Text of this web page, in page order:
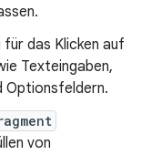
das Klicken auf
Texteingaben,
Optionsfeldern.
von